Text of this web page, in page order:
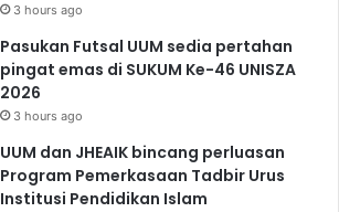
3 hours ago
Pasukan Futsal UUM sedia pertahan
pingat emas di SUKUM Ke-46 UNISZA
2026
3 hours ago
UUM dan JHEAIK bincang perluasan
Program Pemerkasaan Tadbir Urus
Institusi Pendidikan Islam